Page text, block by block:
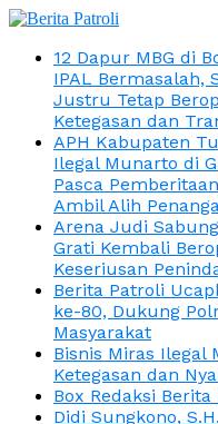
12 Dapur MBG di
IPAL Bermasalah,
Justru Tetap
Ketegasan dan
APH Kabupaten
Ilegal Munarto di
Pasca
Ambil Alih
Arena Judi
Grati Kembali
Keseriusan
Berita Patroli
ke-80, Dukung
Masyarakat
Bisnis Miras Ilegal
Ketegasan dan
Box Redaksi Berita
Didi Sungkono,